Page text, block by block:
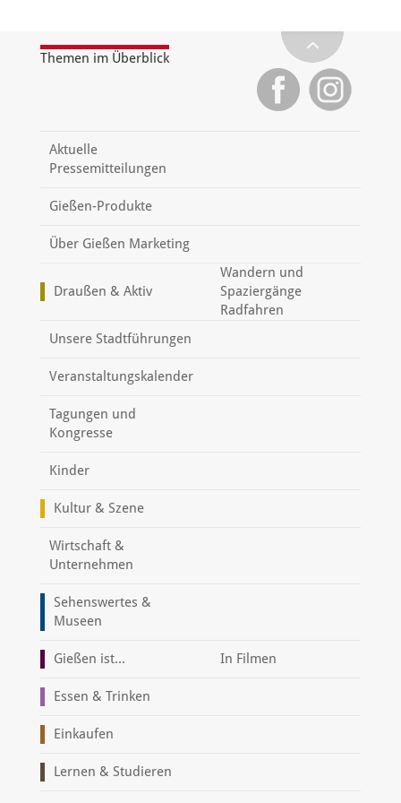
Themen im Überblick
Aktuelle
Pressemitteilungen
Gießen-Produkte
Über Gießen Marketing
Draußen & Aktiv
Wandern und
Spaziergänge
Radfahren
Unsere Stadtführungen
Veranstaltungskalender
Tagungen und
Kongresse
Kinder
Kultur & Szene
Wirtschaft &
Unternehmen
Sehenswertes &
Museen
Gießen ist... In Filmen
Essen & Trinken
Einkaufen
Lernen & Studieren